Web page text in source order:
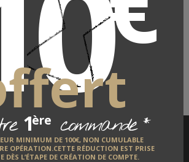
1ère commande*
MINIMUM DE 100€, NON CUMULABLE
OPÉRATION.CETTE RÉDUCTION EST PRISE
DÈS L’ÉTAPE DE CRÉATION DE COMPTE.